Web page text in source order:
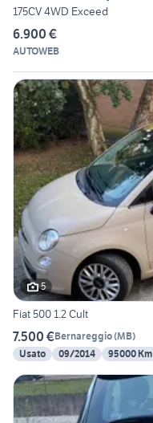
175CV 4WD Exceed
6.900 €
AUTOWEB
5
Fiat 500 1.2 Cult
7.500 €Bernareggio(MB)
Usato
09/2014 95000 Km